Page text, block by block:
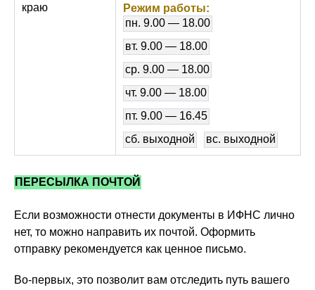
краю
Режим работы:
пн. 9.00 — 18.00
вт. 9.00 — 18.00
ср. 9.00 — 18.00
чт. 9.00 — 18.00
пт. 9.00 — 16.45
сб. выходной
вс. выходной
ПЕРЕСЫЛКА ПОЧТОЙ
Если возможности отнести документы в ИФНС лично
нет, то можно направить их почтой. Оформить
отправку рекомендуется как ценное письмо.
Во-первых, это позволит вам отследить путь вашего